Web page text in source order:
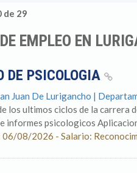
de 29
EMPLEO EN
DE PSICOLOGIA
Juan De Lurigancho |
los ultimos ciclos de la carrera
informes psicologicos
06/08/2026 - Salario: